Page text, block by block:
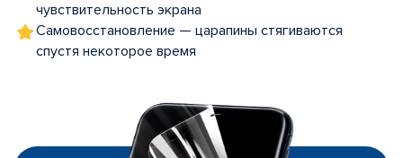
чувствительность экрана
Самовосстановление — царапины стягиваются
спустя некоторое время